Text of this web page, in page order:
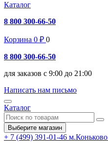
Каталог
8 800 300-66-50
Корзина 0 ₽ 0
8 800 300-66-50
для заказов с 9:00 до 21:00
Написать нам письмо
Каталог
Выберите магазин
+ 7 (499) 391-01-46 м.Коньково